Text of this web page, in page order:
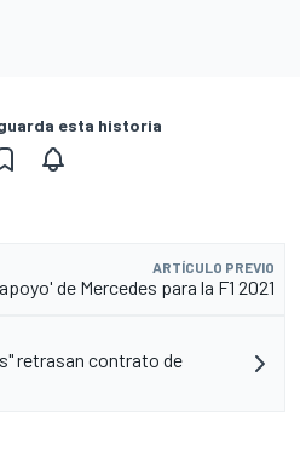
esta historia
ARTÍCULO PREVIO
de Mercedes para la F1 2021
retrasan contrato de